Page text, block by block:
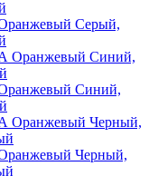
Серый,
Синий,
Черный,